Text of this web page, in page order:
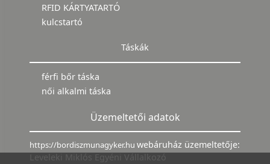
RFID KÁRTYATARTÓ
kulcstartó
Táskák
férfi bőr táska
női alkalmi táska
Üzemeltetői adatok
https://bordiszmunagyker.hu webáruház üzemeltetője:
Leveleki Miklós Egyéni Vállalkozó